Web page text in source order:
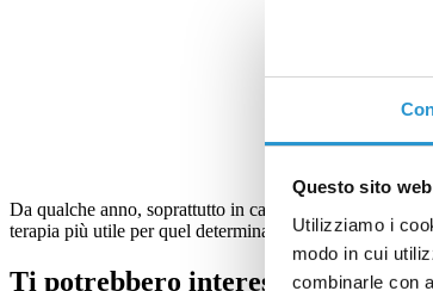
Questo sito
Utilizziamo i
modo in cui
combinarle con
Da qualche anno, soprattutto in campo oncologico si
terapia più utile per quel determinato soggetto.
Ti potrebbero interessare